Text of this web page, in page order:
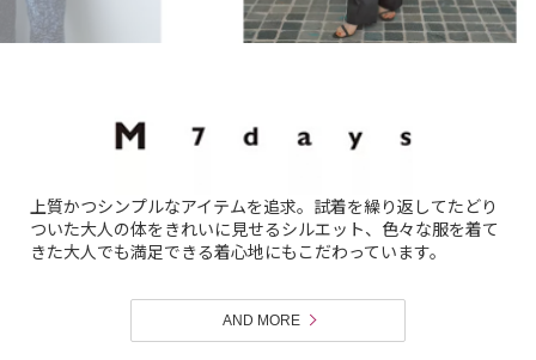
上質かつシンプルなアイテムを追求。試着を繰り返してたどり
ついた大人の体をきれいに見せるシルエット、色々な服を着て
きた大人でも満足できる着心地にもこだわっています。
AND MORE